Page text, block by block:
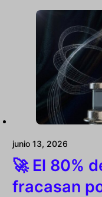
junio 13, 2026
🚀 El 80%
fracasan